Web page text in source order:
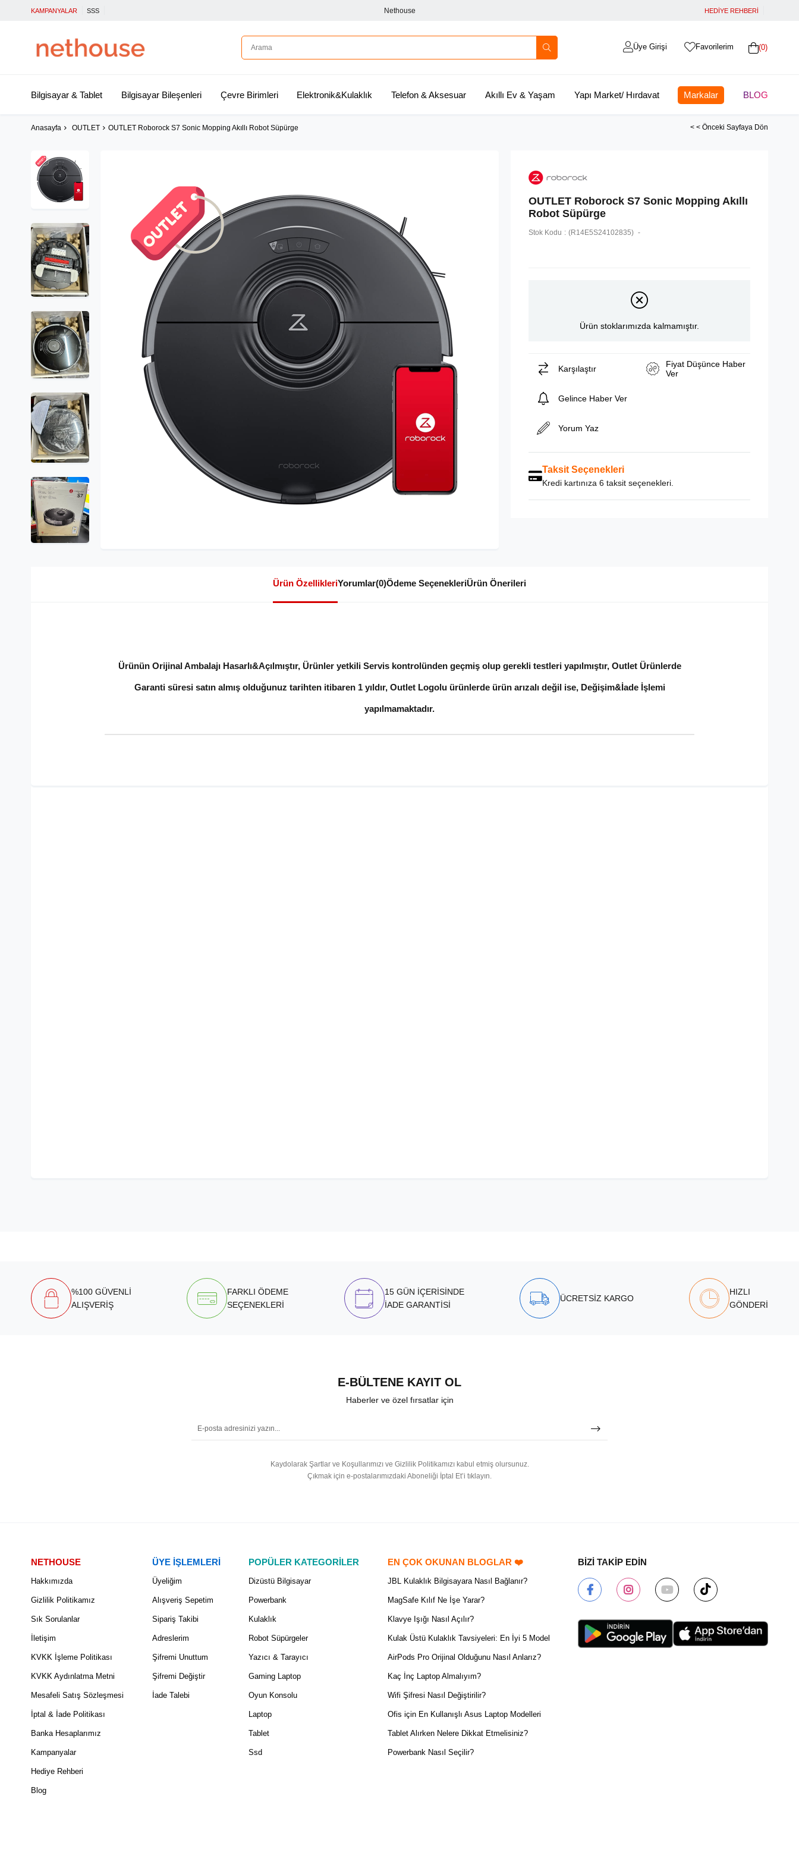
KAMPANYALAR SSS Nethouse HEDİYE REHBERİ
0
Favorilerim
Üye Girişi
Bilgisayar & Tablet Bilgisayar Bileşenleri Çevre Birimleri Elektronik&Kulaklık Telefon & Aksesuar Akıllı Ev & Yaşam Yapı Market/ Hırdavat Markalar BLOG
Anasayfa OUTLET OUTLET Roborock S7 Sonic Mopping Akıllı Robot Süpürge < < Önceki Sayfaya Dön
OUTLET Roborock S7 Sonic Mopping Akıllı
Robot Süpürge
Stok Kodu (R14E5S24102835)
Ürün stoklarımızda kalmamıştır.
Karşılaştır
Fiyat Düşünce Haber
Ver
Gelince Haber Ver
Yorum Yaz
Taksit Seçenekleri
Kredi kartınıza 6 taksit seçenekleri.
Ürün ÖzellikleriYorumlar(0)Ödeme SeçenekleriÜrün Önerileri
Ürünün Orijinal Ambalajı Hasarlı&Açılmıştır, Ürünler yetkili Servis kontrolünden geçmiş olup gerekli testleri yapılmıştır, Outlet Ürünlerde
Garanti süresi satın almış olduğunuz tarihten itibaren 1 yıldır, Outlet Logolu ürünlerde ürün arızalı değil ise, Değişim&İade İşlemi
yapılmamaktadır.
%100 GÜVENLİ
ALIŞVERİŞ
FARKLI ÖDEME
SEÇENEKLERİ
15 GÜN İÇERİSİNDE
İADE GARANTİSİ
ÜCRETSİZ KARGO
HIZLI
GÖNDERİ
E-BÜLTENE KAYIT OL
Haberler ve özel fırsatlar için
Kaydolarak Şartlar ve Koşullarımızı ve Gizlilik Politikamızı kabul etmiş olursunuz.
Çıkmak için e-postalarımızdaki Aboneliği İptal Et’i tıklayın.
NETHOUSE
Hakkımızda
Gizlilik Politikamız
Sık Sorulanlar
İletişim
KVKK İşleme Politikası
KVKK Aydınlatma Metni
Mesafeli Satış Sözleşmesi
İptal & İade Politikası
Banka Hesaplarımız
Kampanyalar
Hediye Rehberi
Blog
ÜYE İŞLEMLERİ
Üyeliğim
Alışveriş Sepetim
Sipariş Takibi
Adreslerim
Şifremi Unuttum
Şifremi Değiştir
İade Talebi
POPÜLER KATEGORİLER
Dizüstü Bilgisayar
Powerbank
Kulaklık
Robot Süpürgeler
Yazıcı & Tarayıcı
Gaming Laptop
Oyun Konsolu
Laptop
Tablet
Ssd
EN ÇOK OKUNAN BLOGLAR ❤️
JBL Kulaklık Bilgisayara Nasıl Bağlanır?
MagSafe Kılıf Ne İşe Yarar?
Klavye Işığı Nasıl Açılır?
Kulak Üstü Kulaklık Tavsiyeleri: En İyi 5 Model
AirPods Pro Orijinal Olduğunu Nasıl Anlarız?
Kaç İnç Laptop Almalıyım?
Wifi Şifresi Nasıl Değiştirilir?
Ofis için En Kullanışlı Asus Laptop Modelleri
Tablet Alırken Nelere Dikkat Etmelisiniz?
Powerbank Nasıl Seçilir?
BİZİ TAKİP EDİN